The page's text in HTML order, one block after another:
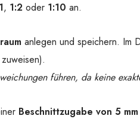
, 1:2 oder 1:10 an.
anlegen und speichern. Im
führen, da keine
Beschnittzugabe von 5 mm